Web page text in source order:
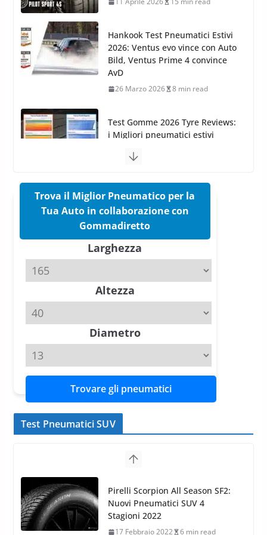
Test Gomme 2026 Tyre Reviews:
i Migliori pneumatici estivi
sportivi a confronto
Pirelli Cinturato 2026: due
confermano il salto tecnico del
Pirelli P Zero Trofeo RS: per
Tyre Reviews è la gomma semi-
slick da battere
Michelin Pilot Sport 4 S – Test
su Range Rover Sport D350 HST
11 Aprile 2026 15 min read
Trova il Miglior Pneumatico per la
Tua Auto in collaborazione con
Gommadiretto
Larghezza
Altezza
Diametro
Trovare gli pneumatici
Test Pneumatici SUV
Nokian WR SUV 3: il 1°
pneumatico invernale al mondo
di classe A
13 Maggio 2015 2 min read